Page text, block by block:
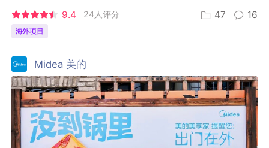
9.4 24人评分 47 16
海外项目
Midea 美的